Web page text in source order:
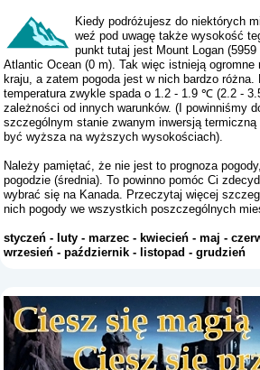
Kiedy podróżujesz do niektórych
weź pod uwagę także wysokość
punkt tutaj jest Mount Logan
Atlantic Ocean (0 m). Tak więc istnieją
kraju, a zatem pogoda jest w nich bardzo
temperatura zwykle spada o 1.2 - 1.9 ℃ (2.2 -
zależności od innych warunków. (I powinniśmy
szczególnym stanie zwanym inwersją
być wyższa na wyższych wysokościach).
Należy pamiętać, że nie jest to prognoza
pogodzie (średnia). To powinno pomóc Ci
wybrać się na Kanada. Przeczytaj więcej
nich pogody we wszystkich poszczególnych
styczeń -luty -marzec -kwiecień -maj -
wrzesień -październik -listopad -grudzień